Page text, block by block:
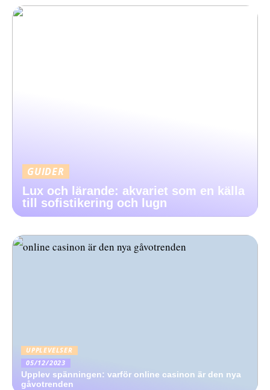
GUIDER
Lux och lärande: akvariet som en källa
till sofistikering och lugn
UPPLEVELSER
05/12/2023
Upplev spänningen: varför online casinon är den nya
gåvotrenden